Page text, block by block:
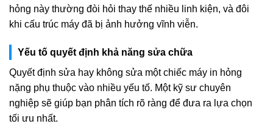
hỏng này thường đòi hỏi thay thế nhiều linh kiện, và đôi
khi cấu trúc máy đã bị ảnh hưởng vĩnh viễn.
Yếu tố quyết định khả năng sửa chữa
Quyết định sửa hay không sửa một chiếc máy in hỏng
nặng phụ thuộc vào nhiều yếu tố. Một kỹ sư chuyên
nghiệp sẽ giúp bạn phân tích rõ ràng để đưa ra lựa chọn
tối ưu nhất.